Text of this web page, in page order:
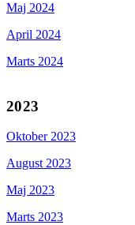
Maj 2024
April 2024
Marts 2024
2023
Oktober 2023
August 2023
Maj 2023
Marts 2023